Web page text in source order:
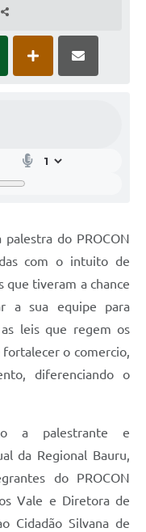
do PROCON
com o intuito de
que tiveram a chance
a sua equipe para
leis que regem os
o comercio,
diferenciando o
a palestrante e
da Regional Bauru,
do PROCON
Vale e Diretora de
Cidadão Silvana de